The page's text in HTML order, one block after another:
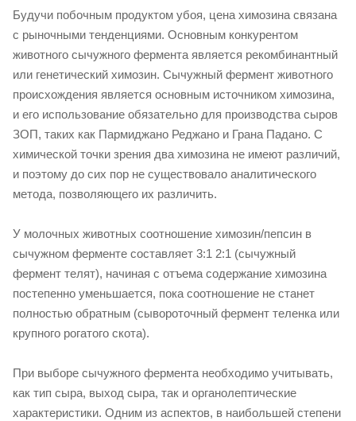
Будучи побочным продуктом убоя, цена химозина связана
с рыночными тенденциями. Основным конкурентом
животного сычужного фермента является рекомбинантный
или генетический химозин. Сычужный фермент животного
происхождения является основным источником химозина,
и его использование обязательно для производства сыров
ЗОП, таких как Пармиджано Реджано и Грана Падано. С
химической точки зрения два химозина не имеют различий,
и поэтому до сих пор не существовало аналитического
метода, позволяющего их различить.
У молочных животных соотношение химозин/пепсин в
сычужном ферменте составляет 3:1 2:1 (сычужный
фермент телят), начиная с отъема содержание химозина
постепенно уменьшается, пока соотношение не станет
полностью обратным (сывороточный фермент теленка или
крупного рогатого скота).
При выборе сычужного фермента необходимо учитывать,
как тип сыра, выход сыра, так и органолептические
характеристики. Одним из аспектов, в наибольшей степени